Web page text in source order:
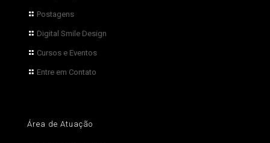
Postagens
Digital Smile Design
Cursos e Eventos
Entre em Contato
Área de Atuação